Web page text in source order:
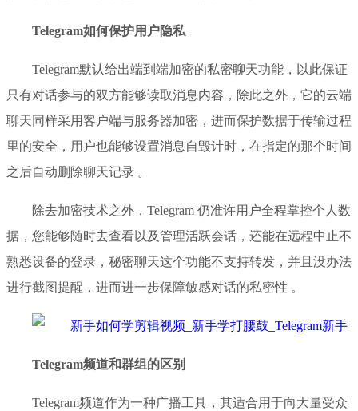
Telegram如何保护用户隐私
Telegram默认给出端到端加密的私密聊天功能，以此保证
只有对话参与的双方能够读取消息内容，除此之外，它的云端
聊天同样采用客户端与服务器加密，进而保护数据于传输过程
里的安全，用户也能够设置消息自毁计时，在指定的那个时间
之后自动删除聊天记录 。
除去加密技术之外，Telegram 仍准许用户全程掌控个人数
据，您能够随时去查看以及管理活跃会话，还能在远程中止不
熟悉设备的登录，秘密聊天这个功能不支持转发，并且没办法
进行截图提醒，进而进一步保障敏感对话的私密性 。
Telegram频道和群组的区别
Telegram频道作为一种广播工具，其适合用于向大量受众